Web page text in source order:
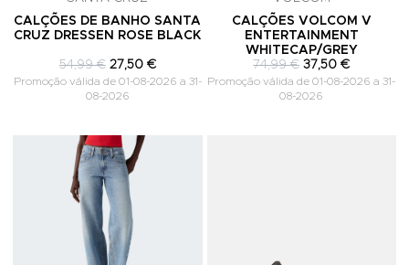
CALÇÕES DE BANHO SANTA
CRUZ DRESSEN ROSE BLACK
54,99 € 27,50 €
Promoção válida de 01-08-2026 a 31-
08-2026
CALÇÕES VOLCOM V
ENTERTAINMENT
WHITECAP/GREY
74,99 € 37,50 €
Promoção válida de 01-08-2026 a 31-
08-2026